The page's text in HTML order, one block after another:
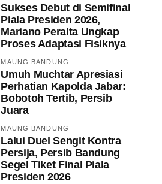
Sukses Debut di Semifinal
Piala Presiden 2026,
Mariano Peralta Ungkap
Proses Adaptasi Fisiknya
MAUNG BANDUNG
Umuh Muchtar Apresiasi
Perhatian Kapolda Jabar:
Bobotoh Tertib, Persib
Juara
MAUNG BANDUNG
Lalui Duel Sengit Kontra
Persija, Persib Bandung
Segel Tiket Final Piala
Presiden 2026